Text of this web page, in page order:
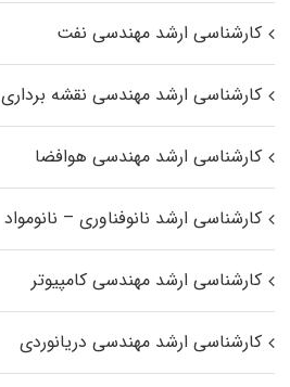
کارشناسی ارشد مهندسی نفت
کارشناسی ارشد مهندسی نقشه برداری
کارشناسی ارشد مهندسی هوافضا
کارشناسی ارشد نانوفناوری – نانومواد
کارشناسی ارشد مهندسی کامپیوتر
کارشناسی ارشد مهندسی دریانوردی